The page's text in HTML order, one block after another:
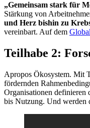
„Gemeinsam stark für
Stärkung von
und Herz bishin zu
vereinbart. Auf dem
Teilhabe 2:
Apropos Ökosystem. Mit
fördernden
Organisationen definieren
bis Nutzung. Und werden